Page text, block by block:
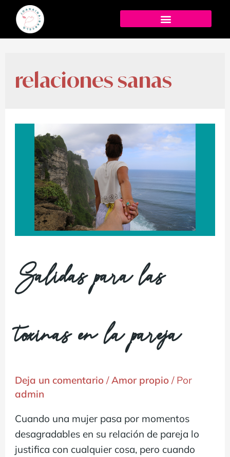
relaciones sanas
Salidas para las
toxinas en la pareja
Deja un comentario /Amor propio / Por
admin
Cuando una mujer pasa por momentos
desagradables en su relación de pareja lo
justifica con cualquier cosa, pero cuando